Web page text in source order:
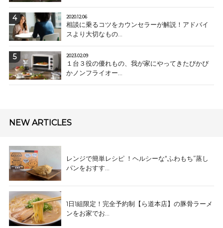
2020.12.06
相談に乗るコツをカウンセラーが解説！アドバイ
スより大切なもの...
2023.02.09
１台３役の優れもの、我が家にやってきたぴかぴ
かノンフライオー...
NEW ARTICLES
レンジで簡単レシピ ！ヘルシーな“ふわもち”蒸し
パンをおすす...
1日1組限定！完全予約制【ら道本店】の豚骨ラーメ
ンをお家でお...